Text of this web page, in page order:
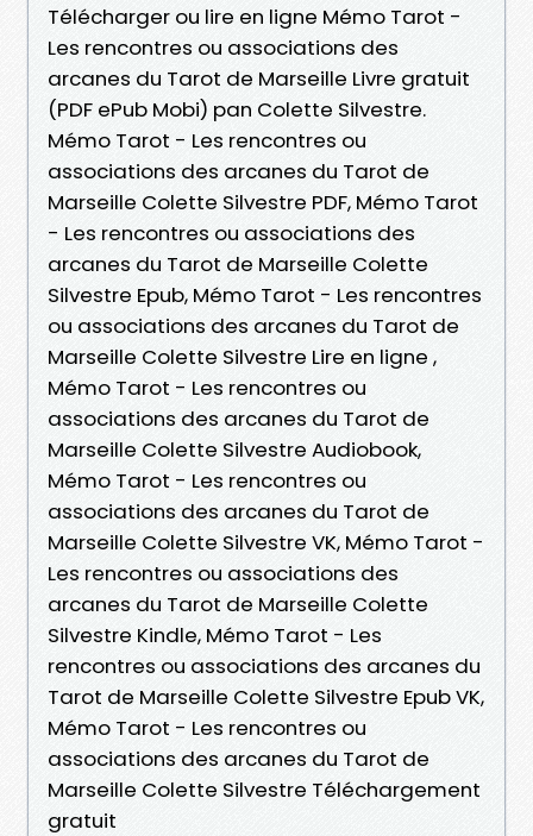
Télécharger ou lire en ligne Mémo Tarot -
Les rencontres ou associations des
arcanes du Tarot de Marseille Livre gratuit
(PDF ePub Mobi) pan Colette Silvestre.
Mémo Tarot - Les rencontres ou
associations des arcanes du Tarot de
Marseille Colette Silvestre PDF, Mémo Tarot
- Les rencontres ou associations des
arcanes du Tarot de Marseille Colette
Silvestre Epub, Mémo Tarot - Les rencontres
ou associations des arcanes du Tarot de
Marseille Colette Silvestre Lire en ligne ,
Mémo Tarot - Les rencontres ou
associations des arcanes du Tarot de
Marseille Colette Silvestre Audiobook,
Mémo Tarot - Les rencontres ou
associations des arcanes du Tarot de
Marseille Colette Silvestre VK, Mémo Tarot -
Les rencontres ou associations des
arcanes du Tarot de Marseille Colette
Silvestre Kindle, Mémo Tarot - Les
rencontres ou associations des arcanes du
Tarot de Marseille Colette Silvestre Epub VK,
Mémo Tarot - Les rencontres ou
associations des arcanes du Tarot de
Marseille Colette Silvestre Téléchargement
gratuit